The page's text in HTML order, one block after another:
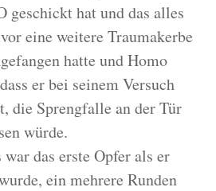
geschickt hat und das alles
eine weitere Traumakerbe
hatte und Homo
er bei seinem Versuch
die Sprengfalle an der Tür
würde.
das erste Opfer als er
ein mehrere Runden